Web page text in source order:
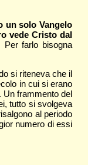
un solo Vangelo
vede Cristo dal
Per farlo bisogna
si riteneva che il
in cui si erano
Un frammento del
tutto si svolgeva
al periodo
numero di essi